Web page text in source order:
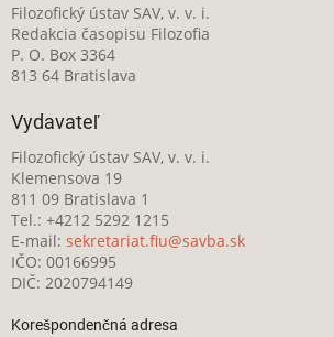
Filozofický ústav SAV, v. v. i.
Redakcia časopisu Filozofia
P. O. Box 3364
813 64 Bratislava
Vydavateľ
Filozofický ústav SAV, v. v. i.
Klemensova 19
811 09 Bratislava 1
Tel.: +4212 5292 1215
E-mail: sekretariat.fiu@savba.sk
IČO: 00166995
DIČ: 2020794149
Korešpondenčná adresa